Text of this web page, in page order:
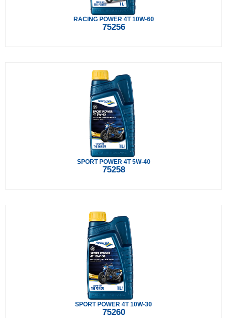
RACING POWER 4T 10W-60
75256
SPORT POWER 4T 5W-40
75258
SPORT POWER 4T 10W-30
75260